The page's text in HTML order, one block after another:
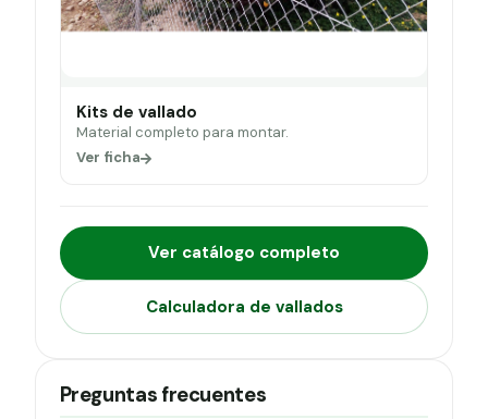
Kits de vallado
Material completo para montar.
Ver ficha
Ver catálogo completo
Calculadora de vallados
Preguntas frecuentes